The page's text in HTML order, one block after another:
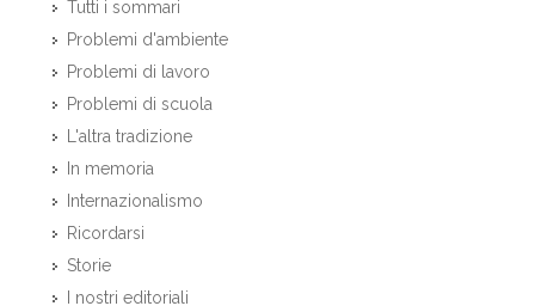
Tutti i sommari
Problemi d'ambiente
Problemi di lavoro
Problemi di scuola
L'altra tradizione
In memoria
Internazionalismo
Ricordarsi
Storie
I nostri editoriali